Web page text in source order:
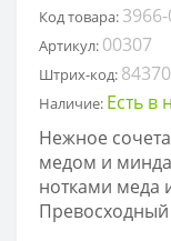
Код товара: 3966-
Артикул: 00307
Штрих-код:
Наличие: Есть в
Нежное
медом и
нотками меда
Превосходный